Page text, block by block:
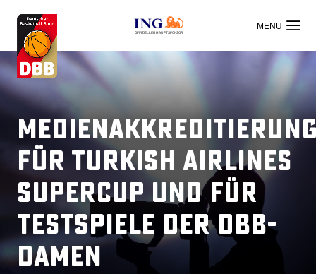
OFFIZIELLER HAUPTSPONSOR
für Turkish Airlines
Supercup und für
Testspiele der DBB-
Damen